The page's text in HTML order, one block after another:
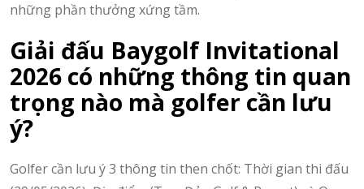
những phần thưởng xứng tầm.
Giải đấu Baygolf Invitational
2026 có những thông tin quan
trọng nào mà golfer cần lưu
ý?
Golfer cần lưu ý 3 thông tin then chốt: Thời gian thi đấu